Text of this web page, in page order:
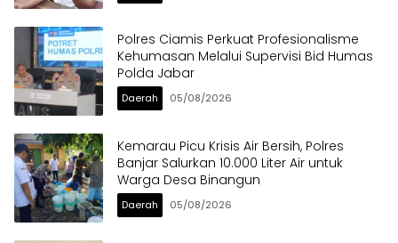
Polres Ciamis Perkuat Profesionalisme
Kehumasan Melalui Supervisi Bid Humas
Polda Jabar
Daerah 05/08/2026
Kemarau Picu Krisis Air Bersih, Polres
Banjar Salurkan 10.000 Liter Air untuk
Warga Desa Binangun
Daerah 05/08/2026